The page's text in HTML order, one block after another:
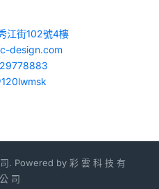
江街102號4樓
design.com
. Powered by 彩 雲 科 技 有
司